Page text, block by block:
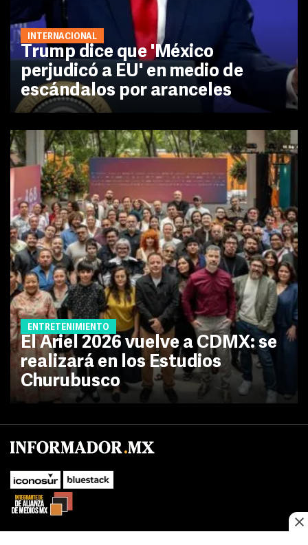
INTERNACIONAL
Trump dice que 'México
perjudicó a EU' en medio de
escándalos por aranceles
ENTRETENIMIENTO
El Ariel 2026 vuelve a CDMX: se
realizará en los Estudios
Churubusco